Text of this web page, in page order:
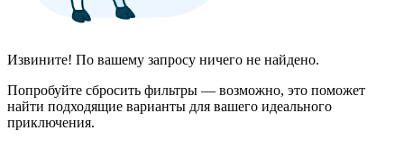
Извините! По вашему запросу ничего не найдено.
Попробуйте сбросить фильтры — возможно, это поможет
найти подходящие варианты для вашего идеального
приключения.